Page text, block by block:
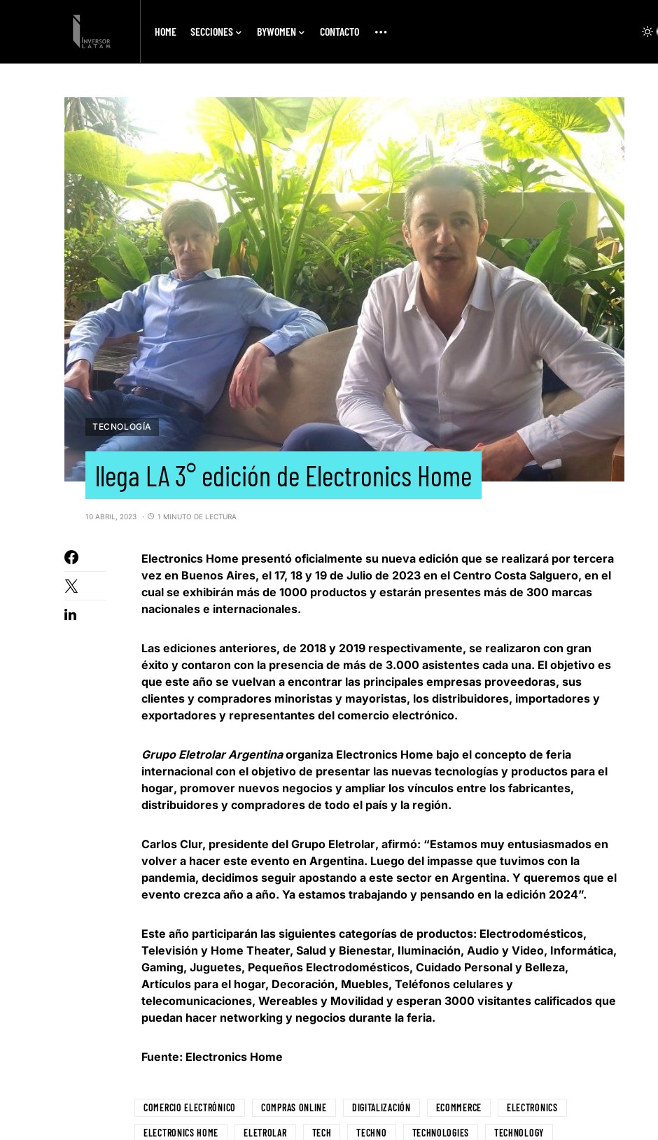
HOME SECCIONES BYWOMEN CONTACTO
TECNOLOGÍA
llega LA 3° edición de Electronics Home
10 ABRIL, 2023 1 MINUTO DE LECTURA
Electronics Home presentó oficialmente su nueva edición que se realizará por tercera
vez en Buenos Aires, el 17, 18 y 19 de Julio de 2023 en el Centro Costa Salguero, en el
cual se exhibirán más de 1000 productos y estarán presentes más de 300 marcas
nacionales e internacionales.
Las ediciones anteriores, de 2018 y 2019 respectivamente, se realizaron con gran
éxito y contaron con la presencia de más de 3.000 asistentes cada una. El objetivo es
que este año se vuelvan a encontrar las principales empresas proveedoras, sus
clientes y compradores minoristas y mayoristas, los distribuidores, importadores y
exportadores y representantes del comercio electrónico.
Grupo Eletrolar Argentinaorganiza Electronics Home bajo el concepto de feria
internacional con el objetivo de presentar las nuevas tecnologías y productos para el
hogar, promover nuevos negocios y ampliar los vínculos entre los fabricantes,
distribuidores y compradores de todo el país y la región.
Carlos Clur, presidente del Grupo Eletrolar, afirmó: “Estamos muy entusiasmados en
volver a hacer este evento en Argentina. Luego del impasse que tuvimos con la
pandemia, decidimos seguir apostando a este sector en Argentina. Y queremos que el
evento crezca año a año. Ya estamos trabajando y pensando en la edición 2024”.
Este año participarán las siguientes categorías de productos: Electrodomésticos,
Televisión y Home Theater, Salud y Bienestar, Iluminación, Audio y Video, Informática,
Gaming, Juguetes, Pequeños Electrodomésticos, Cuidado Personal y Belleza,
Artículos para el hogar, Decoración, Muebles, Teléfonos celulares y
telecomunicaciones, Wereables y Movilidad y esperan 3000 visitantes calificados que
puedan hacer networking y negocios durante la feria.
Fuente: Electronics Home
COMERCIO ELECTRÓNICO COMPRAS ONLINE DIGITALIZACIÓN ECOMMERCE ELECTRONICS
ELECTRONICS HOME ELETROLAR TECH TECHNO TECHNOLOGIES TECHNOLOGY